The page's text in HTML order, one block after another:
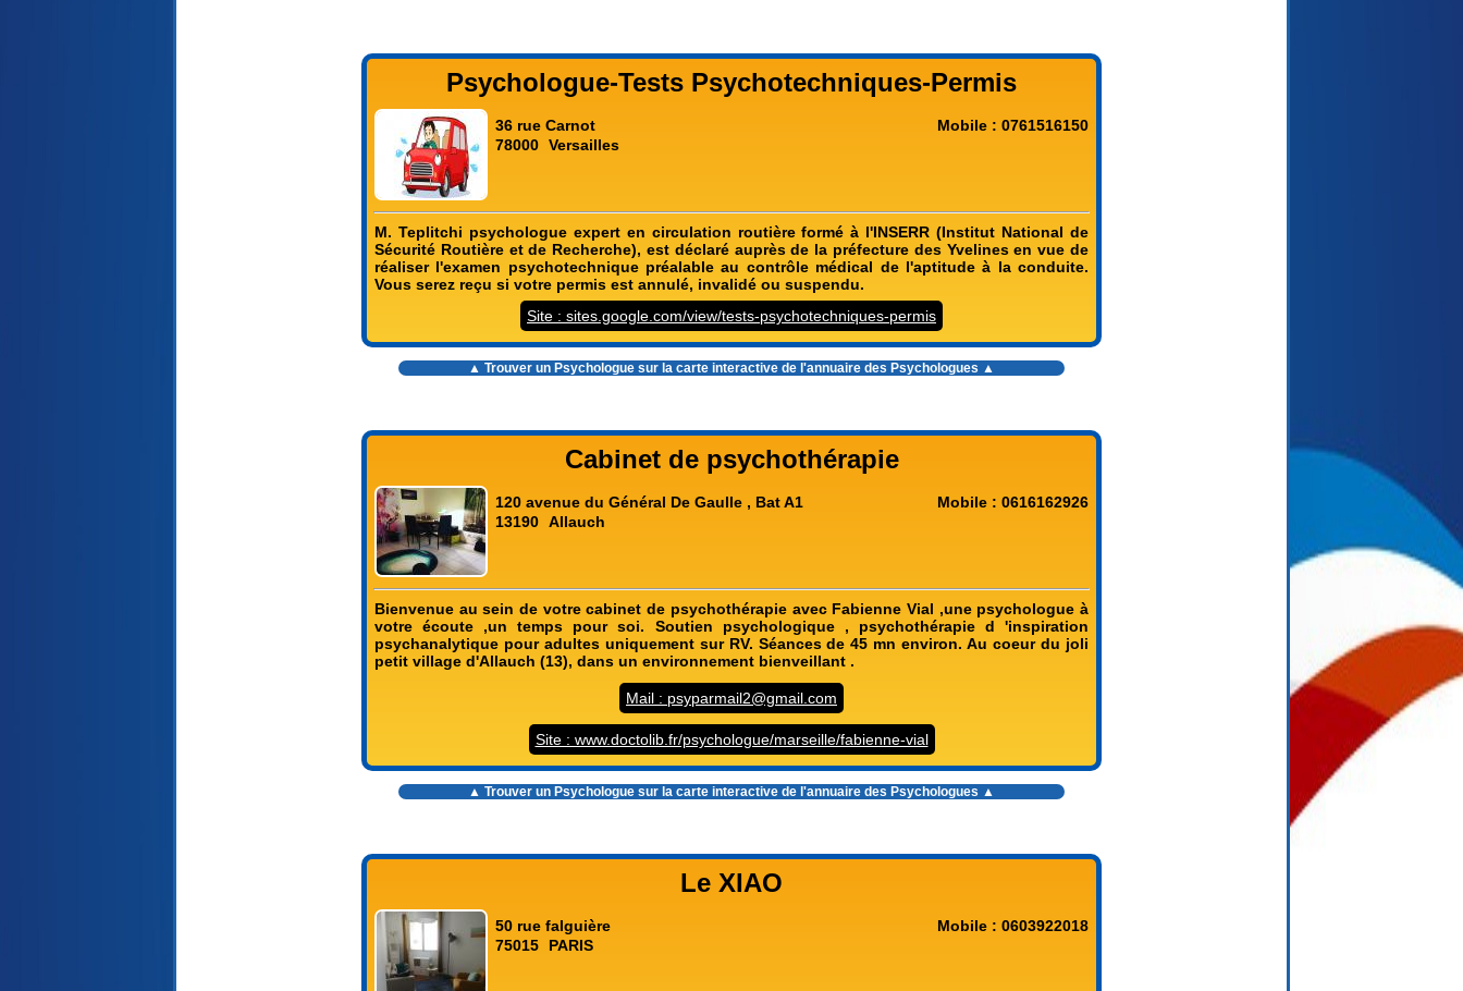
Psychologue-Tests Psychotechniques-Permis
36 rue Carnot
78000 Versailles
Mobile : 0761516150
M. Teplitchi psychologue expert en circulation routière formé à l'INSERR (Institut National de
Sécurité Routière et de Recherche), est déclaré auprès de la préfecture des Yvelines en vue de
réaliser l'examen psychotechnique préalable au contrôle médical de l'aptitude à la conduite.
Vous serez reçu si votre permis est annulé, invalidé ou suspendu.
Site : sites.google.com/view/tests-psychotechniques-permis
▲ Trouver un Psychologue sur la carte interactive de l'annuaire des Psychologues ▲
Cabinet de psychothérapie
120 avenue du Général De Gaulle , Bat A1
13190 Allauch
Mobile : 0616162926
Bienvenue au sein de votre cabinet de psychothérapie avec Fabienne Vial ,une psychologue à
votre écoute ,un temps pour soi. Soutien psychologique , psychothérapie d 'inspiration
psychanalytique pour adultes uniquement sur RV. Séances de 45 mn environ. Au coeur du joli
petit village d'Allauch (13), dans un environnement bienveillant .
Mail : psyparmail2@gmail.com
Site : www.doctolib.fr/psychologue/marseille/fabienne-vial
▲ Trouver un Psychologue sur la carte interactive de l'annuaire des Psychologues ▲
Le XIAO
50 rue falguière
75015
PARIS
Mobile : 0603922018